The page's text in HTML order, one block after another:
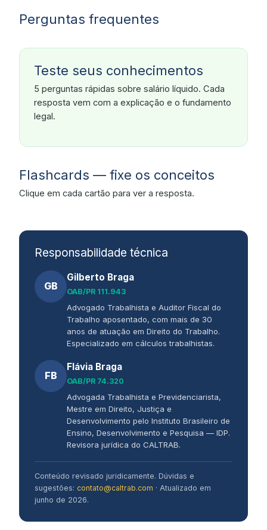
Perguntas frequentes
Teste seus conhecimentos
5 perguntas rápidas sobre salário líquido. Cada
resposta vem com a explicação e o fundamento
legal.
Flashcards — fixe os conceitos
Clique em cada cartão para ver a resposta.
Responsabilidade técnica
GB
Gilberto Braga
OAB/PR 111.943
Advogado Trabalhista e Auditor Fiscal do
Trabalho aposentado, com mais de 30
anos de atuação em Direito do Trabalho.
Especializado em cálculos trabalhistas.
FB
Flávia Braga
OAB/PR 74.320
Advogada Trabalhista e Previdenciarista,
Mestre em Direito, Justiça e
Desenvolvimento pelo Instituto Brasileiro de
Ensino, Desenvolvimento e Pesquisa — IDP.
Revisora jurídica do CALTRAB.
Conteúdo revisado juridicamente. Dúvidas e
sugestões:contato@caltrab.com · Atualizado em
junho de 2026.